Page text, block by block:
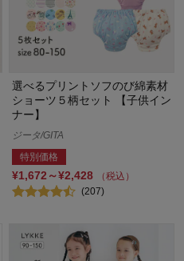
選べるプリントソフのび綿素材
ショーツ５柄セット 【子供イン
ナー】
ジータ/GITA
特別価格
¥1,672～¥2,428
（税込）
(207)